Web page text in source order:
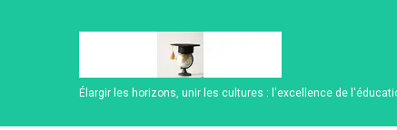
Élargir les horizons, unir les cultures : l'excellence de